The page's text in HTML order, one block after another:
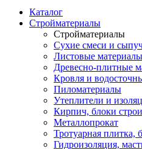
Каталог
Стройматериалы
Стройматериалы
Сухие смеси и
Листовые
Древесно-плитные
Кровля и
Пиломатериалы
Утеплители и
Кирпич, блоки
Металлопрокат
Тротуарная плитка,
Гидроизоляция,